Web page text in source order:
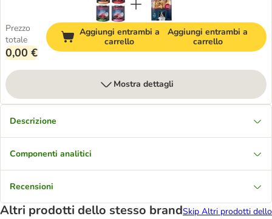
Prezzo
totale
0,00 €
Aggiungi entrambi a
carrello
Aggiungi entrambi a
carrello
Mostra dettagli
Descrizione
Componenti analitici
Recensioni
Altri prodotti dello stesso brandSkip Altri prodotti dello